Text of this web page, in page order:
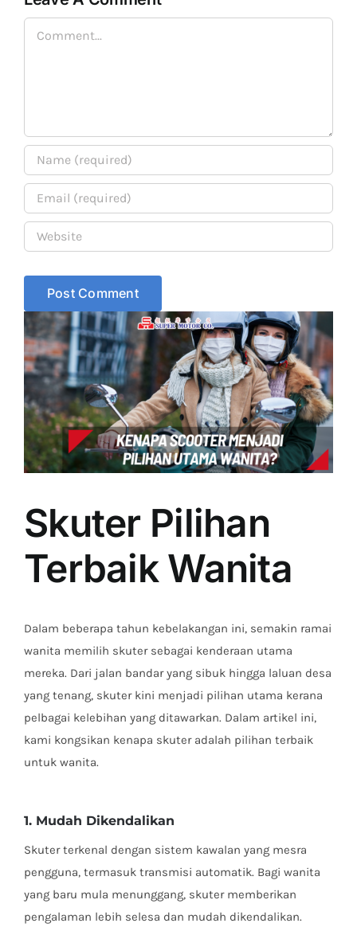
Comment
Skuter Pilihan
Terbaik Wanita
Dalam beberapa tahun kebelakangan ini, semakin ramai
wanita memilih skuter sebagai kenderaan utama
mereka. Dari jalan bandar yang sibuk hingga laluan desa
yang tenang, skuter kini menjadi pilihan utama kerana
pelbagai kelebihan yang ditawarkan. Dalam artikel ini,
kami kongsikan kenapa skuter adalah pilihan terbaik
untuk wanita.
1. Mudah Dikendalikan
Skuter terkenal dengan sistem kawalan yang mesra
pengguna, termasuk transmisi automatik. Bagi wanita
yang baru mula menunggang, skuter memberikan
pengalaman lebih selesa dan mudah dikendalikan.